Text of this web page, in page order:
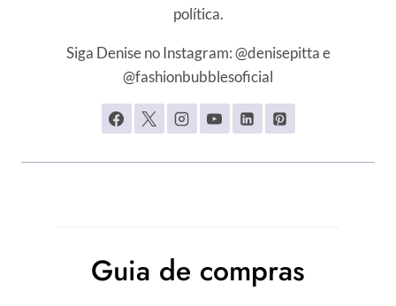
política.
Siga Denise no Instagram: @denisepitta e
@fashionbubblesoficial
Guia de compras